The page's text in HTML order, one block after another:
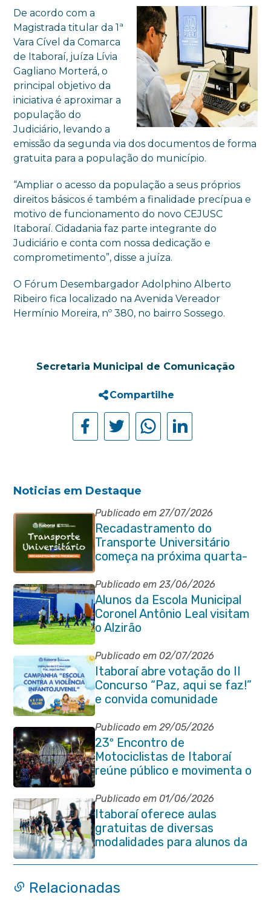
De acordo com a
Magistrada titular da 1ª
Vara Cível da Comarca
de Itaboraí, juíza Lívia
Gagliano Morterá, o
principal objetivo da
iniciativa é aproximar a
população do
Judiciário, levando a
emissão da segunda via dos documentos de forma
gratuita para a população do município.
“Ampliar o acesso da população a seus próprios
direitos básicos é também a finalidade precípua e
motivo de funcionamento do novo CEJUSC
Itaboraí. Cidadania faz parte integrante do
Judiciário e conta com nossa dedicação e
comprometimento”, disse a juíza.
O Fórum Desembargador Adolphino Alberto
Ribeiro fica localizado na Avenida Vereador
Hermínio Moreira, nº 380, no bairro Sossego.
Secretaria Municipal de Comunicação
Compartilhe
Noticias em Destaque
Publicado em 27/07/2026
Recadastramento do
Transporte Universitário
começa na próxima quarta-
feira (29/07)
Publicado em 23/06/2026
Alunos da Escola Municipal
Coronel Antônio Leal visitam
o Alzirão
Publicado em 02/07/2026
Itaboraí abre votação do II
Concurso “Paz, aqui se faz!”
e convida comunidade
Publicado em 29/05/2026
23º Encontro de
Motociclistas de Itaboraí
reúne público e movimenta o
Centro da cidade na noite de
abertura
Publicado em 01/06/2026
Itaboraí oferece aulas
gratuitas de diversas
modalidades para alunos da
rede municipal de ensino
Relacionadas